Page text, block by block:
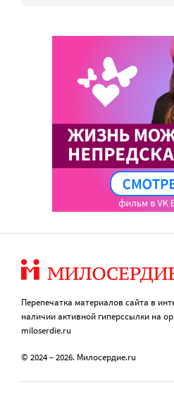
Перепечатка материалов сайта в
наличии активной гиперссылки на
miloserdie.ru
© 2024 – 2026. Милосердие.ru